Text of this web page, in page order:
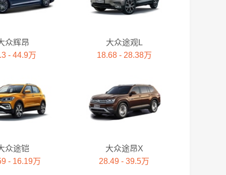
众辉昂
- 44.9万
大众途观L
18.68 - 28.38万
众途铠
- 16.19万
大众途昂X
28.49 - 39.5万